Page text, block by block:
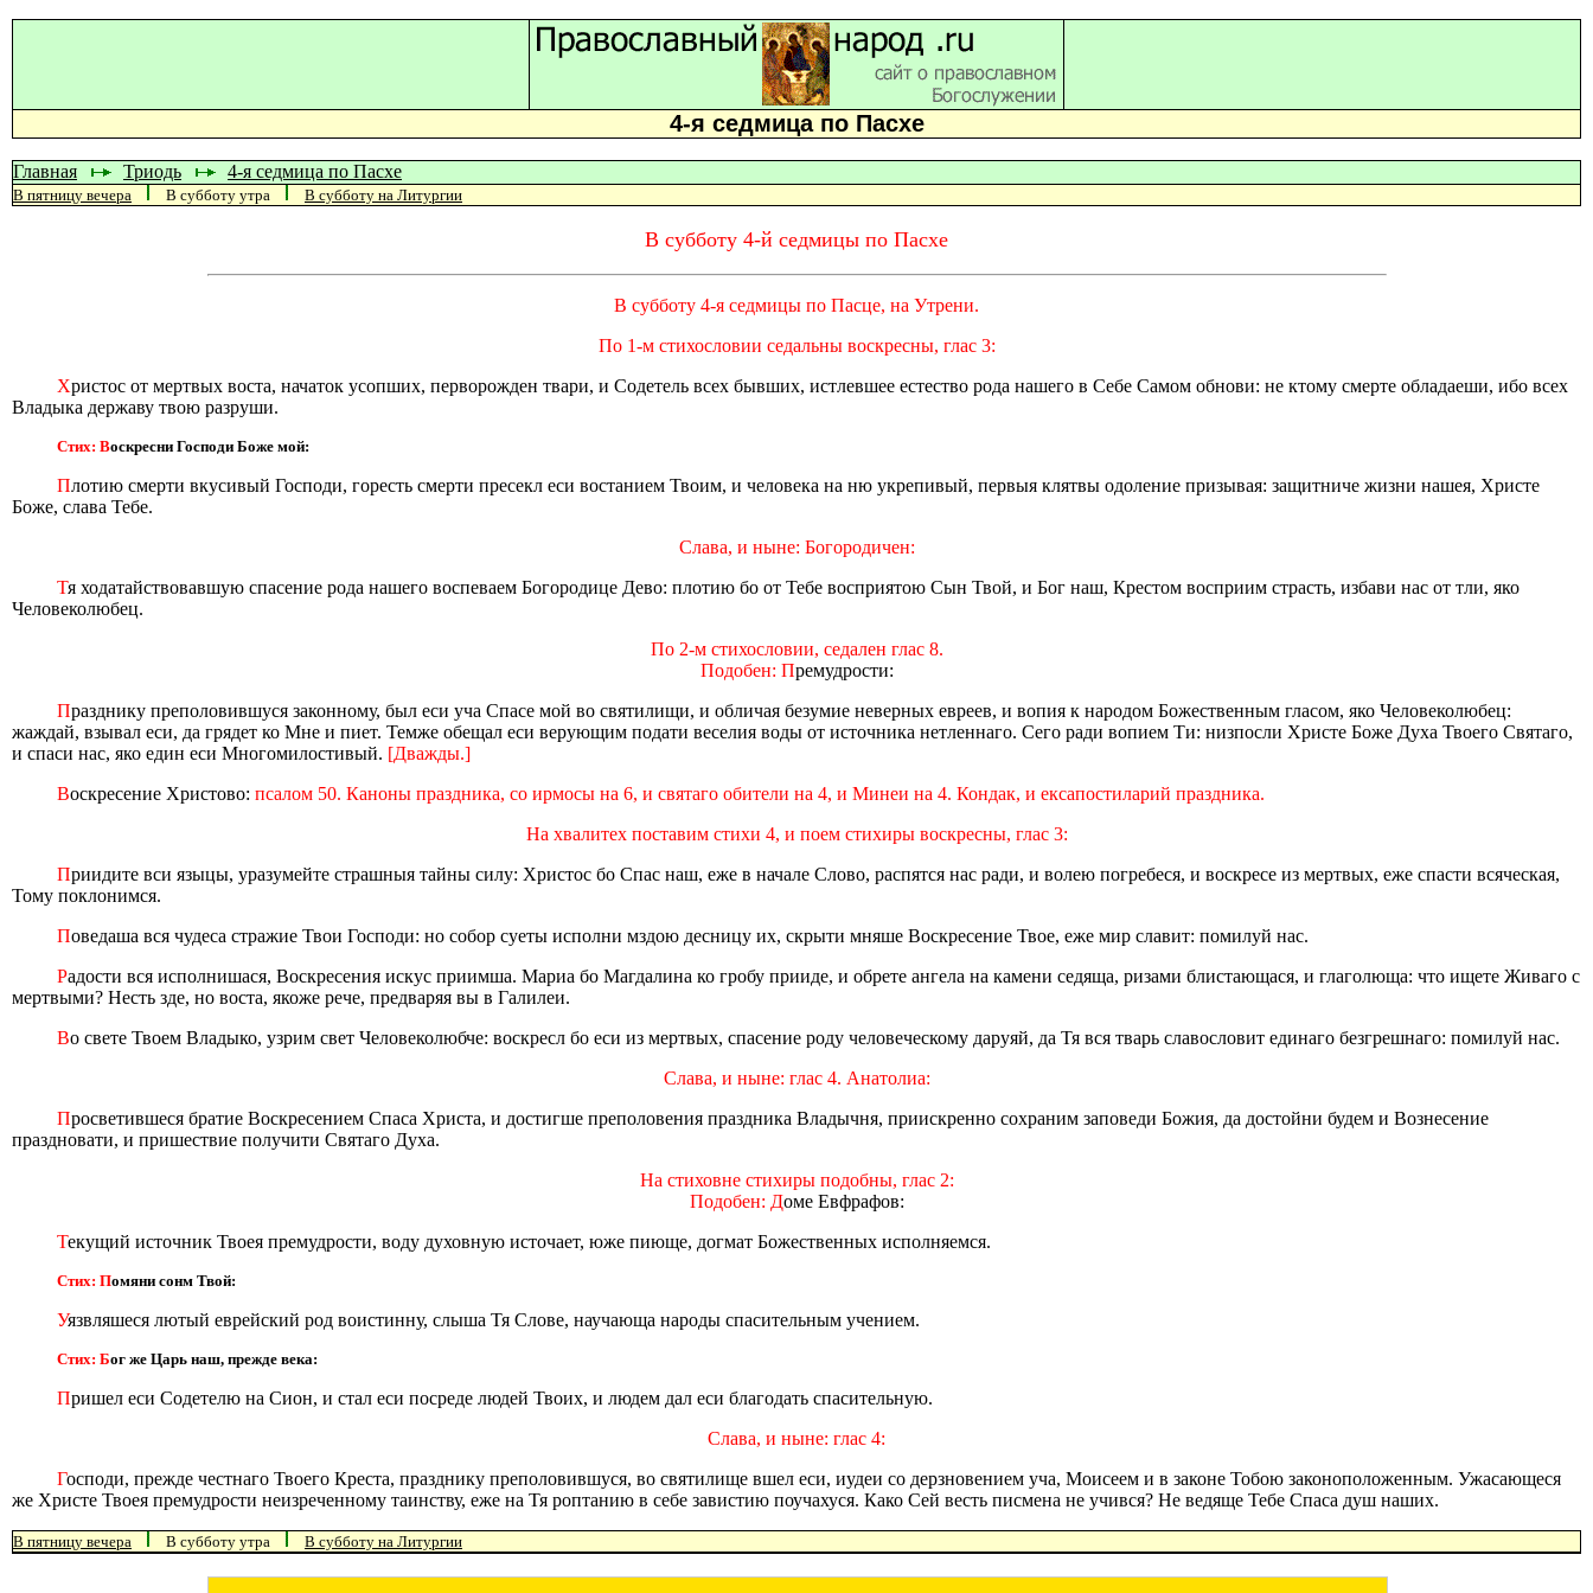
4-я седмица по Пасхе
Главная Триодь 4-я седмица по Пасхе
В пятницу вечера В субботу утра В субботу на Литургии
В субботу 4-й седмицы по Пасхе
В субботу 4-я седмицы по Пасце, на Утрени.
По 1-м стихословии седальны воскресны, глас 3:
Христос от мертвых воста, начаток усопших, перворожден твари, и Содетель всех бывших, истлевшее естество рода нашего в Себе Самом обнови: не ктому смерте обладаеши, ибо всех
Владыка державу твою разруши.
Стих: Воскресни Господи Боже мой:
Плотию смерти вкусивый Господи, горесть смерти пресекл еси востанием Твоим, и человека на ню укрепивый, первыя клятвы одоление призывая: защитниче жизни нашея, Христе
Боже, слава Тебе.
Слава, и ныне: Богородичен:
Тя ходатайствовавшую спасение рода нашего воспеваем Богородице Дево: плотию бо от Тебе восприятою Сын Твой, и Бог наш, Крестом восприим страсть, избави нас от тли, яко
Человеколюбец.
По 2-м стихословии, седален глас 8.
Подобен: Премудрости:
Празднику преполовившуся законному, был еси уча Спасе мой во святилищи, и обличая безумие неверных евреев, и вопия к народом Божественным гласом, яко Человеколюбец:
жаждай, взывал еси, да грядет ко Мне и пиет. Темже обещал еси верующим подати веселия воды от источника нетленнаго. Сего ради вопием Ти: низпосли Христе Боже Духа Твоего Святаго,
и спаси нас, яко един еси Многомилостивый. [Дважды.]
Воскресение Христово: псалом 50. Каноны праздника, со ирмосы на 6, и святаго обители на 4, и Минеи на 4. Кондак, и ексапостиларий праздника.
На хвалитех поставим стихи 4, и поем стихиры воскресны, глас 3:
Приидите вси языцы, уразумейте страшныя тайны силу: Христос бо Спас наш, еже в начале Слово, распятся нас ради, и волею погребеся, и воскресе из мертвых, еже спасти всяческая,
Тому поклонимся.
Поведаша вся чудеса стражие Твои Господи: но собор суеты исполни мздою десницу их, скрыти мняше Воскресение Твое, еже мир славит: помилуй нас.
Радости вся исполнишася, Воскресения искус приимша. Мариа бо Магдалина ко гробу прииде, и обрете ангела на камени седяща, ризами блистающася, и глаголюща: что ищете Живаго с
мертвыми? Несть зде, но воста, якоже рече, предваряя вы в Галилеи.
Во свете Твоем Владыко, узрим свет Человеколюбче: воскресл бо еси из мертвых, спасение роду человеческому даруяй, да Тя вся тварь славословит единаго безгрешнаго: помилуй нас.
Слава, и ныне: глас 4. Анатолиа:
Просветившеся братие Воскресением Спаса Христа, и достигше преполовения праздника Владычня, приискренно сохраним заповеди Божия, да достойни будем и Вознесение
праздновати, и пришествие получити Святаго Духа.
На стиховне стихиры подобны, глас 2:
Подобен: Доме Евфрафов:
Текущий источник Твоея премудрости, воду духовную источает, юже пиюще, догмат Божественных исполняемся.
Стих: Помяни сонм Твой:
Уязвляшеся лютый еврейский род воистинну, слыша Тя Слове, научающа народы спасительным учением.
Стих: Бог же Царь наш, прежде века:
Пришел еси Содетелю на Сион, и стал еси посреде людей Твоих, и людем дал еси благодать спасительную.
Слава, и ныне: глас 4:
Господи, прежде честнаго Твоего Креста, празднику преполовившуся, во святилище вшел еси, иудеи со дерзновением уча, Моисеем и в законе Тобою законоположенным. Ужасающеся
же Христе Твоея премудрости неизреченному таинству, еже на Тя роптанию в себе завистию поучахуся. Како Сей весть писмена не учився? Не ведяще Тебе Спаса душ наших.
В пятницу вечера В субботу утра В субботу на Литургии